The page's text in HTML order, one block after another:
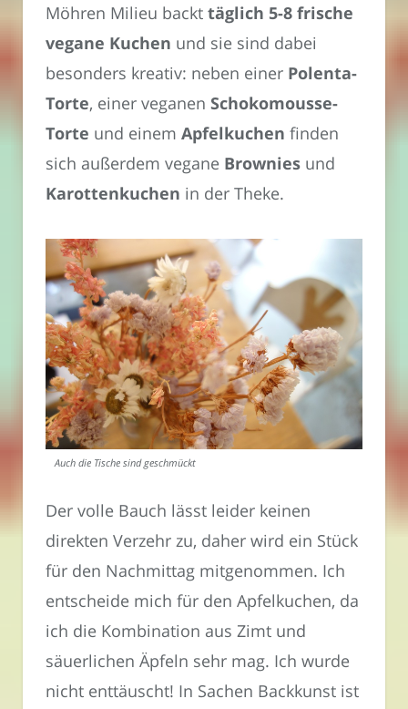
Möhren Milieu backt täglich 5-8 frische
vegane Kuchen und sie sind dabei
besonders kreativ: neben einer Polenta-
Torte, einer veganen Schokomousse-
Torte und einem Apfelkuchen finden
sich außerdem vegane Brownies und
Karottenkuchen in der Theke.
Auch die Tische sind geschmückt
Der volle Bauch lässt leider keinen
direkten Verzehr zu, daher wird ein Stück
für den Nachmittag mitgenommen. Ich
entscheide mich für den Apfelkuchen, da
ich die Kombination aus Zimt und
säuerlichen Äpfeln sehr mag. Ich wurde
nicht enttäuscht! In Sachen Backkunst ist